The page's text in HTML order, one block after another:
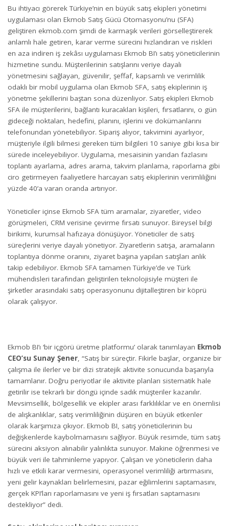
Bu ihtiyacı görerek Türkiye’nin en büyük satış ekipleri yönetimi
uygulaması olan Ekmob Satış Gücü Otomasyonu’nu (SFA)
geliştiren ekmob.com şimdi de karmaşık verileri görselleştirerek
anlamlı hale getiren, karar verme sürecini hızlandıran ve riskleri
en aza indiren iş zekâsı uygulaması Ekmob BI’ı satış yöneticilerinin
hizmetine sundu. Müşterilerinin satışlarını veriye dayalı
yönetmesini sağlayan, güvenilir, şeffaf, kapsamlı ve verimlilik
odaklı bir mobil uygulama olan Ekmob SFA, satış ekiplerinin iş
yönetme şekillerini baştan sona düzenliyor. Satış ekipleri Ekmob
SFA ile müşterilerini, bağlantı kuracakları kişileri, fırsatlarını, o gün
gideceği noktaları, hedefini, planını, işlerini ve dokümanlarını
telefonundan yönetebiliyor. Sipariş alıyor, takvimini ayarlıyor,
müşteriyle ilgili bilmesi gereken tüm bilgileri 10 saniye gibi kısa bir
sürede inceleyebiliyor. Uygulama, mesaisinin yarıdan fazlasını
toplantı ayarlama, adres arama, takvim planlama, raporlama gibi
ciro getirmeyen faaliyetlere harcayan satış ekiplerinin verimliliğini
yüzde 40’a varan oranda artırıyor.
Yöneticiler içinse Ekmob SFA tüm aramalar, ziyaretler, video
görüşmeleri, CRM verisine çevirme fırsatı sunuyor. Bireysel bilgi
birikimi, kurumsal hafızaya dönüşüyor. Yöneticiler de satış
süreçlerini veriye dayalı yönetiyor. Ziyaretlerin satışa, aramaların
toplantıya dönme oranını, ziyaret başına yapılan satışları anlık
takip edebiliyor. Ekmob SFA tamamen Türkiye’de ve Türk
mühendisleri tarafından geliştirilen teknolojisiyle müşteri ile
şirketler arasındaki satış operasyonunu dijitalleştiren bir köprü
olarak çalışıyor.
Ekmob BI’ı ‘bir içgörü üretme platformu’ olarak tanımlayan Ekmob
CEO’su Sunay Şener, “Satış bir süreçtir. Fikirle başlar, organize bir
çalışma ile ilerler ve bir dizi stratejik aktivite sonucunda başarıyla
tamamlanır. Doğru periyotlar ile aktivite planları sistematik hale
getirilir ise tekrarlı bir döngü içinde sadık müşteriler kazanılır.
Mevsimsellik, bölgesellik ve ekipler arası farklılıklar ve en önemlisi
de alışkanlıklar, satış verimliliğinin düşüren en büyük etkenler
olarak karşımıza çıkıyor. Ekmob BI, satış yöneticilerinin bu
değişkenlerde kaybolmamasını sağlıyor. Büyük resimde, tüm satış
sürecini aksiyon alınabilir yalınlıkta sunuyor. Makine öğrenmesi ve
büyük veri ile tahminleme yapıyor. Çalışan ve yöneticilerin daha
hızlı ve etkili karar vermesini, operasyonel verimliliği artırmasını,
yeni gelir kaynakları belirlemesini, pazar eğilimlerini saptamasını,
gerçek KPI’ları raporlamasını ve yeni iş fırsatları saptamasını
destekliyor” dedi.